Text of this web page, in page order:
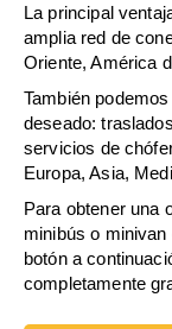
La principal
amplia red de
Oriente, América
También
deseado:
servicios de
Europa, Asia,
Para obtener una
minibús o
botón a
completamente